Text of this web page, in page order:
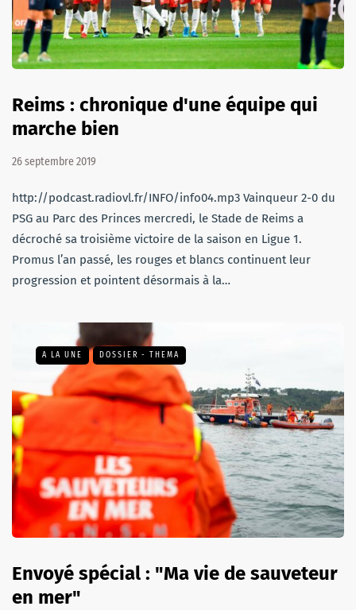
Reims : chronique d'une équipe qui
marche bien
26 septembre 2019
http://podcast.radiovl.fr/INFO/info04.mp3 Vainqueur 2-0 du
PSG au Parc des Princes mercredi, le Stade de Reims a
décroché sa troisième victoire de la saison en Ligue 1.
Promus l’an passé, les rouges et blancs continuent leur
progression et pointent désormais à la…
A LA UNE DOSSIER - THEMA
Envoyé spécial : "Ma vie de sauveteur
en mer"